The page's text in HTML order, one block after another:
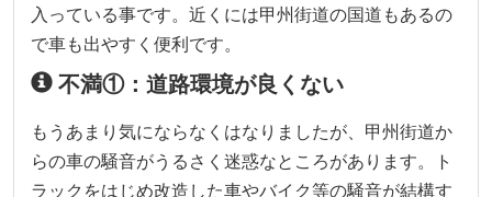
入っている事です。近くには甲州街道の国道もあるの
で車も出やすく便利です。
不満①：道路環境が良くない
もうあまり気にならなくはなりましたが、甲州街道か
らの車の騒音がうるさく迷惑なところがあります。ト
ラックをはじめ改造した車やバイク等の騒音が結構す